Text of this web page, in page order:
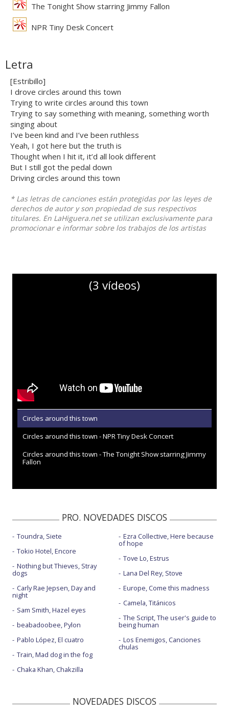
The Tonight Show starring Jimmy Fallon
NPR Tiny Desk Concert
Letra
[Estribillo]
I drove circles around this town
Trying to write circles around this town
Trying to say something with meaning, something worth
singing about
I’ve been kind and I’ve been ruthless
Yeah, I got here but the truth is
Thought when I hit it, it’d all look different
But I still got the pedal down
Driving circles around this town
* Las letras de canciones están protegidas por las leyes de
derechos de autor y son propiedad de sus respectivos
titulares. En LaHiguera.net se utilizan exclusivamente para
promocionar e informar sobre los trabajos de los artistas
(3 vídeos)
Circles around this town
Circles around this town - NPR Tiny Desk Concert
Circles around this town - The Tonight Show starring Jimmy
Fallon
PRO. NOVEDADES DISCOS
Toundra, Siete
Tokio Hotel, Encore
Nothing but Thieves, Stray
dogs
Carly Rae Jepsen, Day and
night
Sam Smith, Hazel eyes
beabadoobee, Pylon
Pablo López, El cuatro
Train, Mad dog in the fog
Chaka Khan, Chakzilla
Ezra Collective, Here because
of hope
Tove Lo, Estrus
Lana Del Rey, Stove
Europe, Come this madness
Camela, Titánicos
The Script, The user's guide to
being human
Los Enemigos, Canciones
chulas
NOVEDADES DISCOS